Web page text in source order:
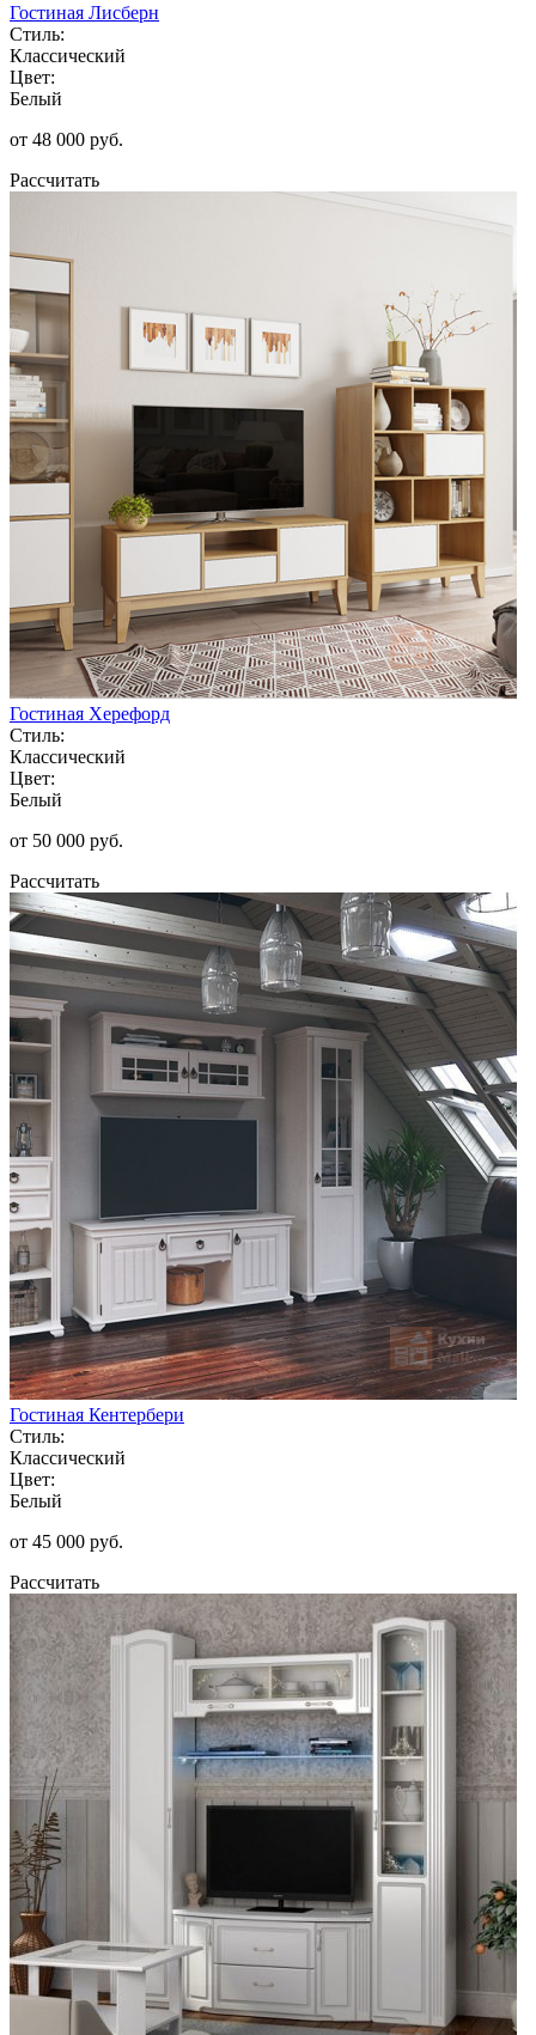
Гостиная Лисберн
Стиль:
Классический
Цвет:
Белый
от 48 000 руб.
Рассчитать
Гостиная Херефорд
Стиль:
Классический
Цвет:
Белый
от 50 000 руб.
Рассчитать
Гостиная Кентербери
Стиль:
Классический
Цвет:
Белый
от 45 000 руб.
Рассчитать